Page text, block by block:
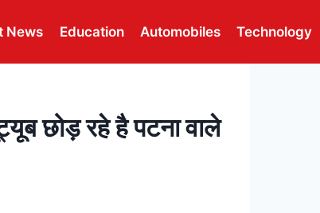
News Education Automobiles Technology
छोड़ रहे है पटना वाले